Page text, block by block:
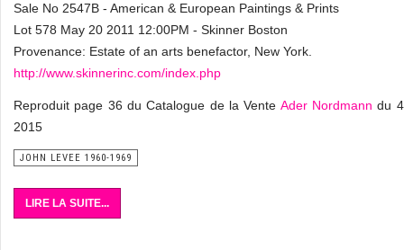
Sale No 2547B - American & European Paintings & Prints
Lot 578 May 20 2011 12:00PM - Skinner Boston
Provenance: Estate of an arts benefactor, New York.
http://www.skinnerinc.com/index.php
Reproduit page 36 du Catalogue de la Vente Ader Nordmann du
2015
JOHN LEVEE 1960-1969
LIRE LA SUITE...